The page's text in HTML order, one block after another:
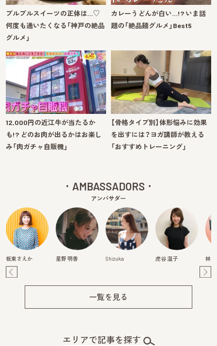
プルプルスイーツの正体は…♡
何度も通いたくなる「神戸の絶品
グルメ」
カレーうどんが白い…!? いま話
題の「絶品麺グルメ」Best5
12,000円の近江牛が当たるか
も!? どのお肉が出るかはお楽し
み「肉ガチャ自販機」
【骨格タイプ別】体形悩みに効果
を出すには？ヨガ講師が教える
「おすすめトレーニング」
AMBASSADORS
アンバサダー
板東さえか 星野 明香 Shizuka 虎谷 温子 林マ
一覧を見る
エリアで記事を探す